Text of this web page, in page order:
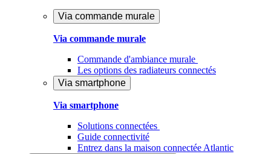
Via commande murale
Via commande murale
Commande d'ambiance murale
Les options des radiateurs connectés
Via smartphone
Via smartphone
Solutions connectées
Guide connectivité
Entrez dans la maison connectée Atlantic